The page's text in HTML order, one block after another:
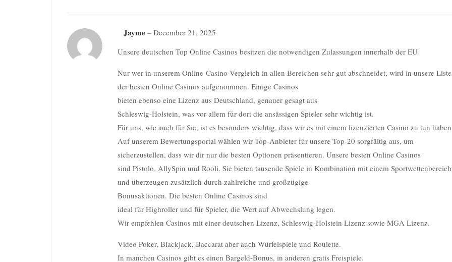
Jayme – December 21, 2025
Unsere deutschen Top Online Casinos besitzen die notwendigen Zulassungen innerhalb der EU.
Nur wer in unserem Online-Casino-Vergleich in allen Bereichen sehr gut abschneidet, wird in unsere Liste
der besten Online Casinos aufgenommen. Einige Casinos
bieten ebenso eine Lizenz aus Deutschland, genauer gesagt aus
Schleswig-Holstein, was vor allem für dort die ansässigen Spieler sehr wichtig ist.
Für uns, wie auch für Sie, ist es besonders wichtig, dass wir es mit einem lizenzierten Casino zu tun
Auf unserem Bewertungsportal wählen wir Top-Anbieter für unsere Top-20 sorgfältig aus, um
sicherzustellen, dass wir dir nur die besten Optionen präsentieren. Unsere besten Online Casinos
sind Pistolo, AllySpin und Rooli. Sie bieten tausende Spiele in Kombination mit einem Sportwettenbereich
und überzeugen zusätzlich durch zahlreiche und großzügige
Bonusaktionen. Die besten Online Casinos sind
ideal für Highroller und für Spieler, die Wert auf Abwechslung legen.
Wir empfehlen Casinos mit einer deutschen Lizenz, Schleswig-Holstein Lizenz sowie MGA Lizenz.
Video Poker, Blackjack, Baccarat aber auch Würfelspiele und Roulette.
In manchen Casinos gibt es einen Bargeld-Bonus, in anderen gratis Freispiele.